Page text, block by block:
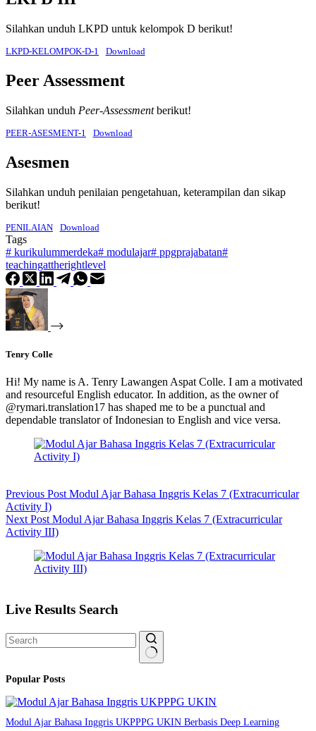
Silahkan unduh LKPD untuk kelompok D berikut!
LKPD-KELOMPOK-D-1 Download
Peer Assessment
Silahkan unduh Peer-Assessmentberikut!
PEER-ASESMENT-1 Download
Asesmen
Silahkan unduh penilaian pengetahuan, keterampilan dan sikap
berikut!
PENILAIAN Download
Tags
# kurikulummerdeka# modulajar# ppgprajabatan#
teachingattherightlevel
Tenry Colle
Hi! My name is A. Tenry Lawangen Aspat Colle. I am a motivated
and resourceful English educator. In addition, as the owner of
@rymari.translation17 has shaped me to be a punctual and
dependable translator of Indonesian to English and vice versa.
Previous Post Modul Ajar Bahasa Inggris Kelas 7 (Extracurricular
Activity I)
Next Post Modul Ajar Bahasa Inggris Kelas 7 (Extracurricular
Activity III)
Live Results Search
results
Popular Posts
Modul Ajar Bahasa Inggris UKPPPG UKIN Berbasis Deep Learning